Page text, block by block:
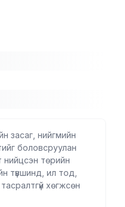
засаг, нийгмийн
боловсруулан
нийцсэн төрийн
түвшинд, ил тод,
хөгжсөн